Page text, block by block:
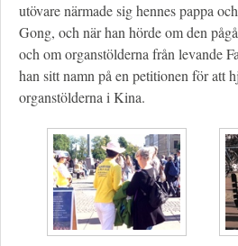
utövare närmade sig hennes pappa
Gong, och när han hörde om den
och om organstölderna från levande
han sitt namn på en petitionen för att
organstölderna i Kina.